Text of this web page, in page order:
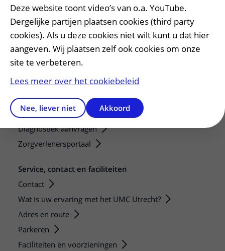
Strategic programs
Research groups
Researchers
Research technologies
Verwijzers
Mijn patiënt verwijzen
Teleconsult aanvragen
Diagnostiek aanvragen
Zorgverlenersportaal
Service, contact en faciliteiten
Contact
Wat is uw ervaring met het UMC Utrecht?
Adres en route
Parkeren
Faciliteiten en voorzieningen
Deze website toont video’s van o.a. YouTube.
Dergelijke partijen plaatsen cookies (third party
cookies). Als u deze cookies niet wilt kunt u dat hier
aangeven. Wij plaatsen zelf ook cookies om onze
site te verbeteren.
Lees meer over het cookiebeleid
Nee, liever niet Akkoord